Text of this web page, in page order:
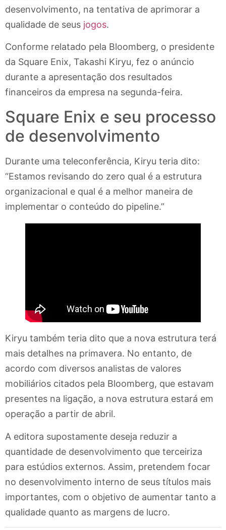
desenvolvimento, na tentativa de aprimorar a
qualidade de seus jogos.
Conforme relatado pela Bloomberg, o presidente
da Square Enix, Takashi Kiryu, fez o anúncio
durante a apresentação dos resultados
financeiros da empresa na segunda-feira.
Square Enix e seu processo
de desenvolvimento
Durante uma teleconferência, Kiryu teria dito:
“Estamos revisando do zero qual é a estrutura
organizacional e qual é a melhor maneira de
implementar o conteúdo do pipeline.”
Kiryu também teria dito que a nova estrutura terá
mais detalhes na primavera. No entanto, de
acordo com diversos analistas de valores
mobiliários citados pela Bloomberg, que estavam
presentes na ligação, a nova estrutura estará em
operação a partir de abril.
A editora supostamente deseja reduzir a
quantidade de desenvolvimento que terceiriza
para estúdios externos. Assim, pretendem focar
no desenvolvimento interno de seus títulos mais
importantes, com o objetivo de aumentar tanto a
qualidade quanto as margens de lucro.